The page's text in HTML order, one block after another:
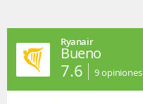
Ryanair
Bueno
7.6 9opiniones